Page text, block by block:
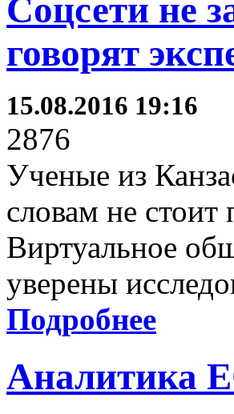
Соцсети не
говорят
15.08.2016 19:16
2876
Ученые из
словам не
Виртуальное
уверены
Подробнее
Аналитика